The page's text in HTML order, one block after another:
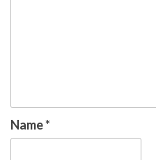
Name*